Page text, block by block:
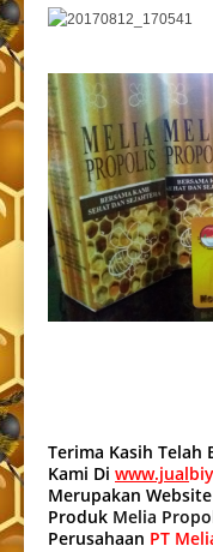
Terima Kasih Telah
Kami Di www.jual
Merupakan
Produk Melia
Perusahaan PT